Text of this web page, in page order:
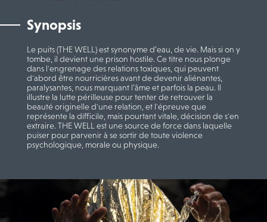
Synopsis
Le puits (THE WELL) est synonyme d’eau, de vie. Mais si on y
tombe, il devient une prison hostile. Ce titre nous plonge
dans l'engrenage des relations toxiques, qui peuvent
d'abord être nourricières avant de devenir aliénantes,
paralysantes, nous marquant l’âme et parfois la peau. Il
illustre la lutte périlleuse pour tenter de retrouver la
beauté originelle d'une relation, et l'épreuve que
représente la difficile, mais pourtant vitale, décision de s'en
extraire. THE WELL est une source de force dans laquelle
puiser pour parvenir à se sortir de toute violence
psychologique, morale ou physique.